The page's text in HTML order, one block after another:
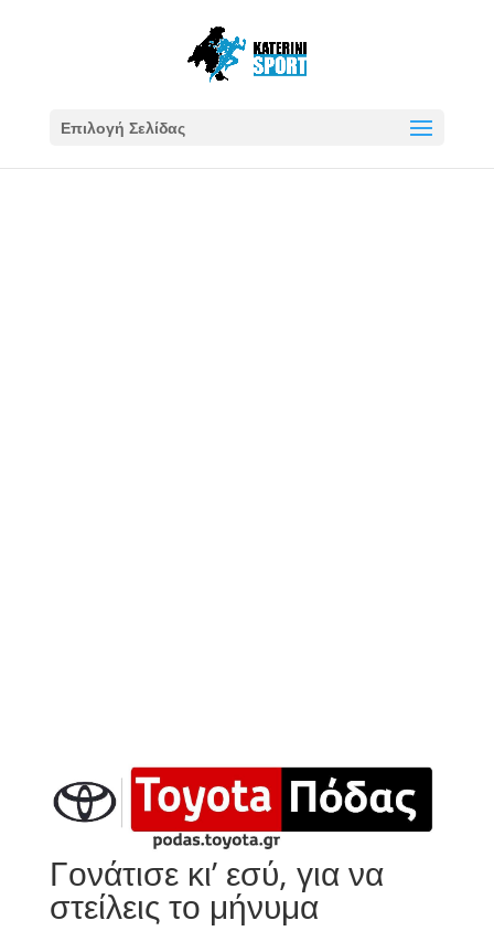
Επιλογή Σελίδας
Γονάτισε κι’ εσύ, για να
στείλεις το μήνυμα